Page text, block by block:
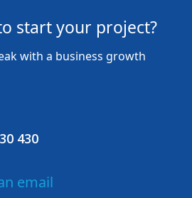
start your project?
with a business growth
430
email